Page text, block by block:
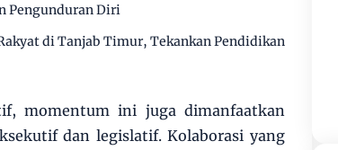
Pengunduran Diri
di Tanjab Timur, Tekankan Pendidikan
momentum ini juga dimanfaatkan
dan legislatif. Kolaborasi yang